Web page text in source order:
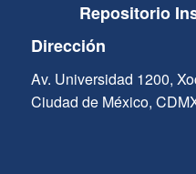
Repositorio
Dirección
Av. Universidad 1200,
Ciudad de México,